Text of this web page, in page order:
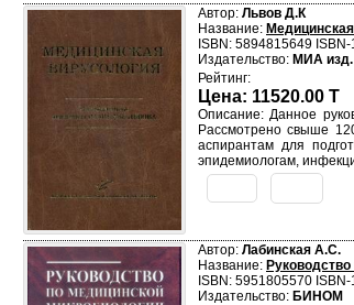
Автор: Львов Д.К
Название:
ISBN: 5894815649
Издательство: МИА изд.
Рейтинг:
Цена: 11520.00 T
Описание: Данное
Рассмотрено свыше
аспирантам для
эпидемиологам,
Автор: Лабинская А.С.
Название:
ISBN: 5951805570
Издательство: БИНОМ